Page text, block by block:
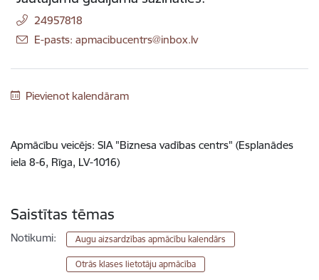
24957818
E-pasts: apmacibucentrs@inbox.lv
Pievienot kalendāram
Apmācību veicējs: SIA "Biznesa vadības centrs" (Esplanādes
iela 8-6, Rīga, LV-1016)
Saistītas tēmas
Notikumi: Augu aizsardzības apmācību kalendārs
Otrās klases lietotāju apmācība